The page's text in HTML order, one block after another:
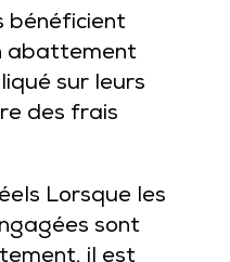
bénéficient
abattement
sur leurs
des frais
Lorsque les
sont